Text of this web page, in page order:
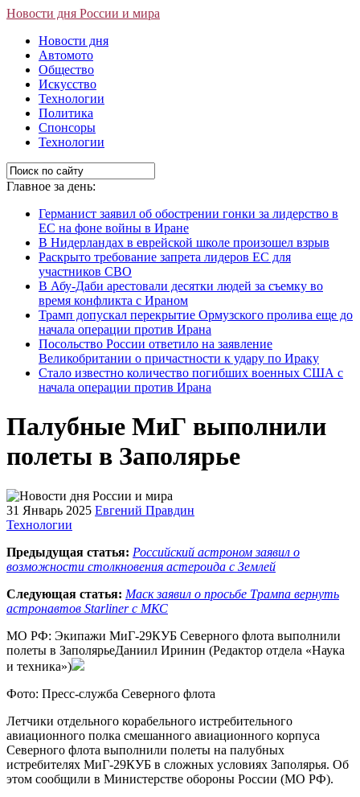
Новости дня России и мира
Новости дня
Автомото
Общество
Искусство
Технологии
Политика
Спонсоры
Технологии
Главное за день:
Германист заявил об обострении гонки за лидерство в
ЕС на фоне войны в Иране
В Нидерландах в еврейской школе произошел взрыв
Раскрыто требование запрета лидеров ЕС для
участников СВО
В Абу-Даби арестовали десятки людей за съемку во
время конфликта с Ираном
Трамп допускал перекрытие Ормузского пролива еще до
начала операции против Ирана
Посольство России ответило на заявление
Великобритании о причастности к удару по Ираку
Стало известно количество погибших военных США с
начала операции против Ирана
Палубные МиГ выполнили
полеты в Заполярье
31 Январь 2025 Евгений Правдин
Технологии
Предыдущая статья: Российский астроном заявил о
возможности столкновения астероида с Землей
Следующая статья: Маск заявил о просьбе Трампа вернуть
астронавтов Starliner с МКС
МО РФ: Экипажи МиГ-29КУБ Северного флота выполнили
полеты в ЗаполярьеДаниил Иринин (Редактор отдела «Наука
и техника»)
Фото: Пресс-служба Северного флота
Летчики отдельного корабельного истребительного
авиационного полка смешанного авиационного корпуса
Северного флота выполнили полеты на палубных
истребителях МиГ-29КУБ в сложных условиях Заполярья. Об
этом сообщили в Министерстве обороны России (МО РФ).